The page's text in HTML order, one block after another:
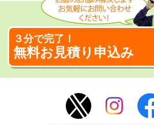
３分で完了！
無料お見積り申込み